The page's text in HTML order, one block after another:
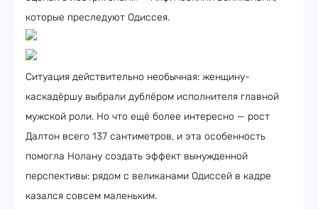
которые преследуют Одиссея.
Ситуация действительно необычная: женщину-
каскадёршу выбрали дублёром исполнителя главной
мужской роли. Но что ещё более интересно — рост
Далтон всего 137 сантиметров, и эта особенность
помогла Нолану создать эффект вынужденной
перспективы: рядом с великанами Одиссей в кадре
казался совсем маленьким.